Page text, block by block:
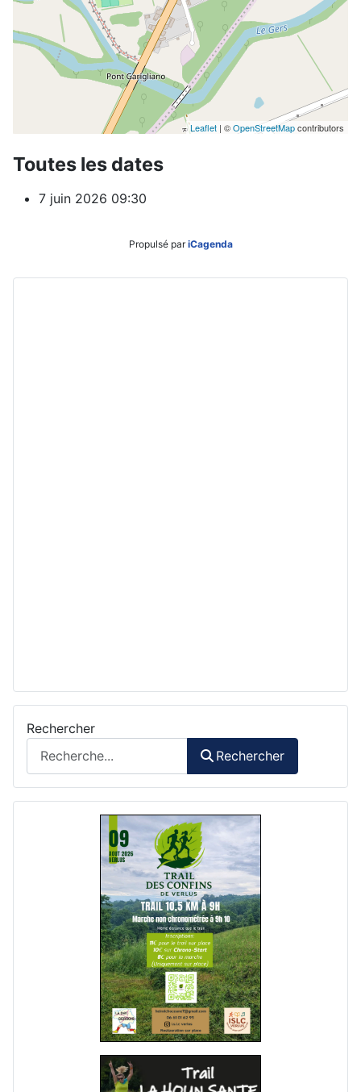
Leaflet | ©OpenStreetMapcontributors
Toutes les dates
7 juin 2026 09:30
Propulsé pariCagenda
Rechercher
Rechercher